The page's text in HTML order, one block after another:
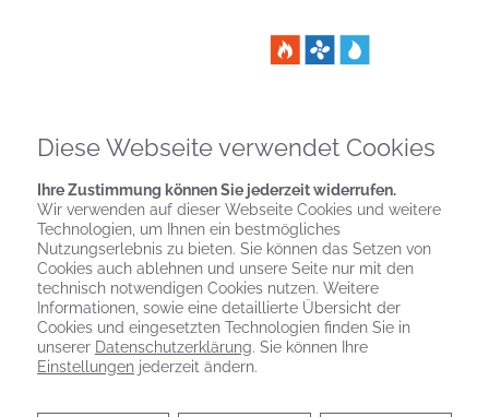
Diese Webseite verwendet Cookies
Ihre Zustimmung können Sie jederzeit widerrufen.
Wir verwenden auf dieser Webseite Cookies und weitere
Technologien, um Ihnen ein bestmögliches
Nutzungserlebnis zu bieten. Sie können das Setzen von
Cookies auch ablehnen und unsere Seite nur mit den
technisch notwendigen Cookies nutzen. Weitere
Informationen, sowie eine detaillierte Übersicht der
Cookies und eingesetzten Technologien finden Sie in
unserer Datenschutzerklärung. Sie können Ihre
Einstellungen jederzeit ändern.